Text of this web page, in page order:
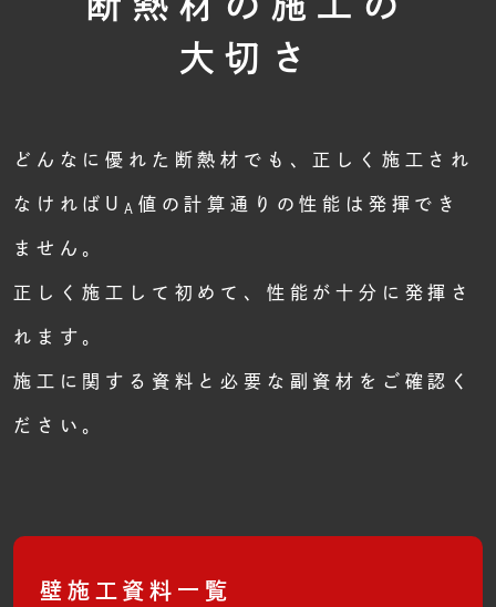
大切さ
どんなに優れた断熱材でも、 正しく施工され
なければU A 値の計算通りの性能は発揮でき
ません。
正しく施工して初めて、性能が十分に発揮さ
れます。
施工に関する資料と必要な副資材をご確認く
ださい。
壁施工資料一覧